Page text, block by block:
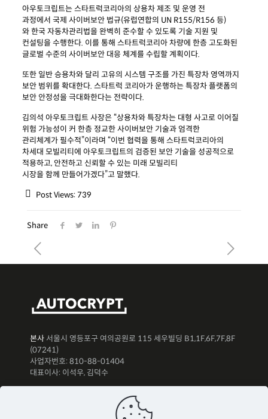
아우토크립트는 스타트럭코리아의 상용차 제조 및 운영 전
과정에서 국제 사이버보안 법규(유럽연합의 UN R155/R156 등)
와 한국 자동차관리법을 완벽히 준수할 수 있도록 기술 지원 및
컨설팅을 수행한다. 이를 통해 스타트럭코리아 차량에 한층 고도화된
글로벌 수준의 사이버보안 대응 체계를 수립할 계획이다.
또한 일반 승용차와 달리 고유의 시스템 구조를 가진 특장차 영역까지
보안 범위를 확대한다. 스타트럭 코리아가 운행하는 특장차 플랫폼의
보안 안정성을 극대화한다는 전략이다.
김의석 아우토크립트 사장은 “상용차와 특장차는 대형 사고로 이어질
위험 가능성이 커 한층 정교한 사이버보안 기술과 엄격한
관리체계가 필수적”이라며 “이번 협력을 통해 스타트럭코리아의
차세대 모빌리티에 아우토크립트의 검증된 보안 기술을 성공적으로
적용하고, 안전하고 신뢰할 수 있는 미래 모빌리티
시장을 함께 만들어가겠다”고 말했다.
Post Views: 739
Share
본사 서울시 영등포구 여의공원로 115 세우빌딩 B1,1F,6F,7F,8F
(07241)
사업자번호: 810-88-01404
대표이사: 이석우, 김덕수